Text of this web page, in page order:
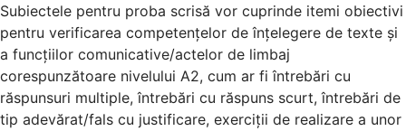
Subiectele pentru proba scrisă vor cuprinde itemi obiectivi
pentru verificarea competențelor de înțelegere de texte și
a funcțiilor comunicative/actelor de limbaj
corespunzătoare nivelului A2, cum ar fi întrebări cu
răspunsuri multiple, întrebări cu răspuns scurt, întrebări de
tip adevărat/fals cu justificare, exerciții de realizare a unor